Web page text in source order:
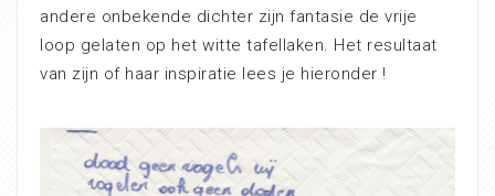
andere onbekende dichter zijn fantasie de vrije
loop gelaten op het witte tafellaken. Het resultaat
van zijn of haar inspiratie lees je hieronder !